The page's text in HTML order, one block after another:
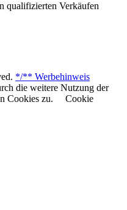
qualifizierten Verkäufen
*/** Werbehinweis
die weitere Nutzung der
Cookies zu.
Cookie